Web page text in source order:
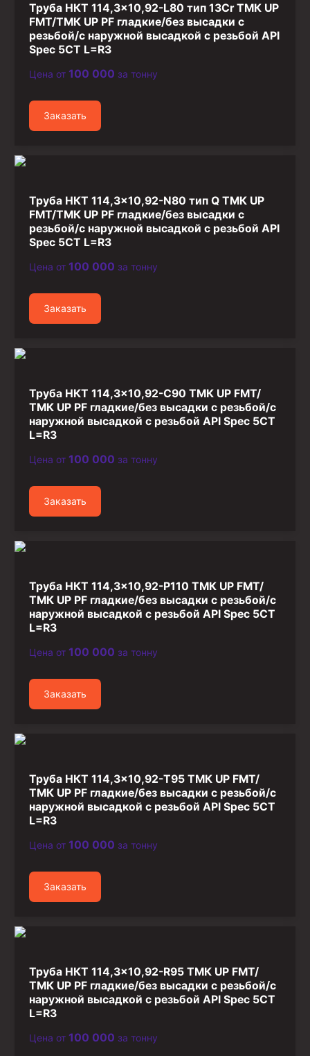
Труба НКТ 114,3×10,92-L80 тип 13Cr ТМК UP
FMT/ТМК UP PF гладкие/без высадки с
резьбой/с наружной высадкой с резьбой API
Spec 5CT L=R3
Цена от 100 000 за тонну
Заказать
Труба НКТ 114,3×10,92-N80 тип Q ТМК UP
FMT/ТМК UP PF гладкие/без высадки с
резьбой/с наружной высадкой с резьбой API
Spec 5CT L=R3
Цена от 100 000 за тонну
Заказать
Труба НКТ 114,3×10,92-C90 ТМК UP FMT/
ТМК UP PF гладкие/без высадки с резьбой/с
наружной высадкой с резьбой API Spec 5CT
L=R3
Цена от 100 000 за тонну
Заказать
Труба НКТ 114,3×10,92-P110 ТМК UP FMT/
ТМК UP PF гладкие/без высадки с резьбой/с
наружной высадкой с резьбой API Spec 5CT
L=R3
Цена от 100 000 за тонну
Заказать
Труба НКТ 114,3×10,92-T95 ТМК UP FMT/
ТМК UP PF гладкие/без высадки с резьбой/с
наружной высадкой с резьбой API Spec 5CT
L=R3
Цена от 100 000 за тонну
Заказать
Труба НКТ 114,3×10,92-R95 ТМК UP FMT/
ТМК UP PF гладкие/без высадки с резьбой/с
наружной высадкой с резьбой API Spec 5CT
L=R3
Цена от 100 000 за тонну